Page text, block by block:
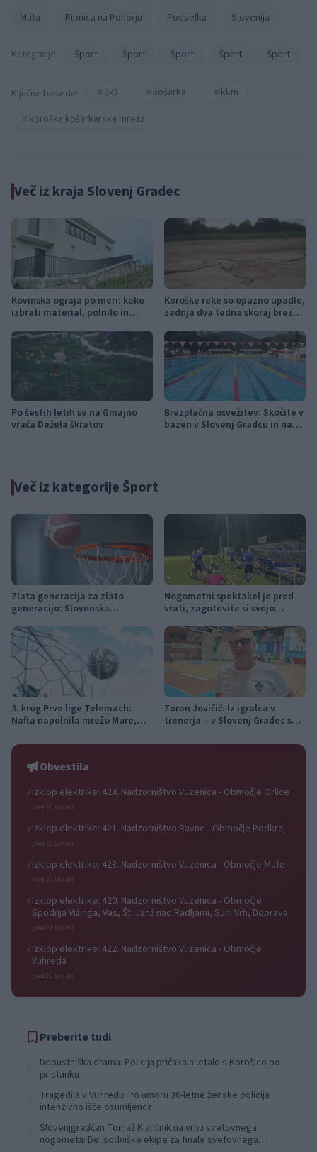
Muta Ribnica na Pohorju Podvelka Slovenija
Kategorije: Šport Šport Šport Šport Šport
Ključne besede: 3x3 košarka
kkm
koroška košarkarska mreža
Več iz kraja Slovenj Gradec
Kovinska ograja po meri: kako
izbrati material, polnilo in
Koroške reke so opazno upadle,
zadnja dva tedna skoraj brez
Po šestih letih se na Gmajno
vrača Dežela škratov
Brezplačna osvežitev: Skočite v
bazen v Slovenj Gradcu in na
Več iz kategorije Šport
Zlata generacija za zlato
generacijo: Slovenska
zgodovino
Nogometni spektakel je pred
vrati, zagotovite si svojo
3. krog Prve lige Telemach:
Nafta napolnila mrežo Mure,
zmage
Zoran Jovičić: Iz igralca v
trenerja – v Slovenj Gradec se
Obvestila
⚡Izklop elektrike: 424. Nadzorništvo Vuzenica - Območje Orlice
pred 22 urami
⚡Izklop elektrike: 421. Nadzorništvo Ravne - Območje Podkraj
pred 22 urami
⚡Izklop elektrike: 423. Nadzorništvo Vuzenica - Območje Mute
pred 22 urami
⚡Izklop elektrike: 420. Nadzorništvo Vuzenica - Območje
Spodnja Vižinga, Vas, Št. Janž nad Radljami, Suhi Vrh, Dobrava
pred 22 urami
⚡Izklop elektrike: 422. Nadzorništvo Vuzenica - Območje
Vuhreda
pred 22 urami
Preberite tudi
Dopustniška drama: Policija pričakala letalo s Korošico po
pristanku
Tragedija v Vuhredu: Po umoru 36-letne ženske policija
intenzivno išče osumljenca
Slovenjgradčan Tomaž Klančnik na vrhu svetovnega
nogometa: Del sodniške ekipe za finale svetovnega